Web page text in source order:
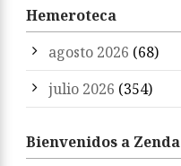
Hemeroteca
agosto 2026 (68)
julio 2026 (354)
Bienvenidos a Zenda